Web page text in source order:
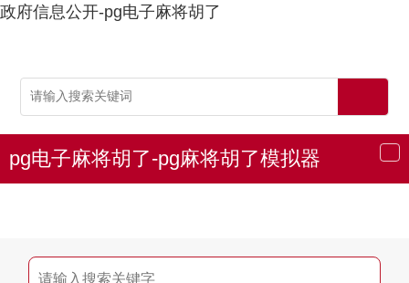
政府信息公开-pg电子麻将胡了
导
航
pg电子麻将胡了-pg麻将胡了模拟器